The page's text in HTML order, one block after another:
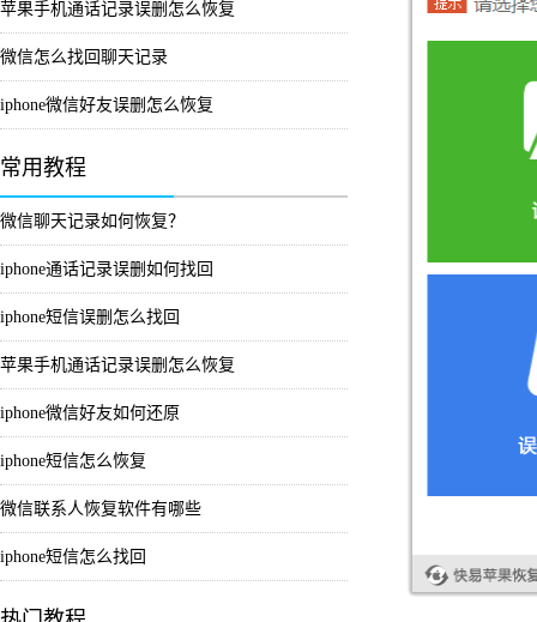
苹果手机通话记录误删怎么恢复
微信怎么找回聊天记录
iphone微信好友误删怎么恢复
常用教程
微信聊天记录如何恢复？
iphone通话记录误删如何找回
iphone短信误删怎么找回
苹果手机通话记录误删怎么恢复
iphone微信好友如何还原
iphone短信怎么恢复
微信联系人恢复软件有哪些
iphone短信怎么找回